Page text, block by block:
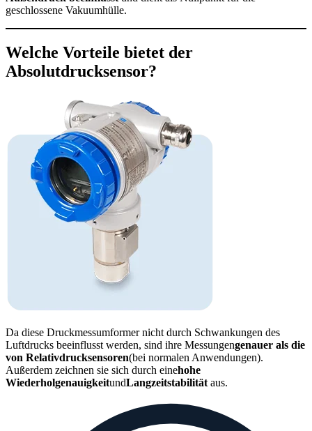
geschlossene Vakuumhülle.
Welche Vorteile bietet der
Absolutdrucksensor?
Da diese Druckmessumformer nicht durch Schwankungen des
Luftdrucks beeinflusst werden, sind ihre Messungengenauer als die
von Relativdrucksensoren(bei normalen Anwendungen).
Außerdem zeichnen sie sich durch einehohe
WiederholgenauigkeitundLangzeitstabilität aus.